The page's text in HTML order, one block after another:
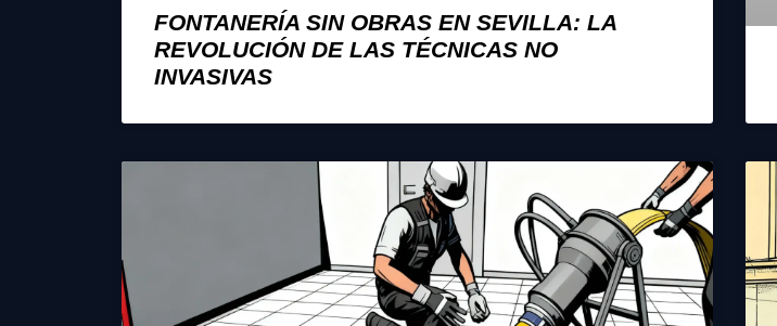
FONTANERÍA SIN OBRAS EN SEVILLA: LA
REVOLUCIÓN DE LAS TÉCNICAS NO
INVASIVAS